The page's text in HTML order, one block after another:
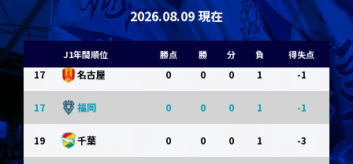
2026.08.09 現在
J1年間順位 勝点 勝 分 負 得失点
14 京都 0 0 1 -1
14 岡山 0 0 0 1 -1
17 名古屋 0 0 0 1 -1
17 福岡 0 0 0 1 -1
19 千葉 0 0 0 1 -3